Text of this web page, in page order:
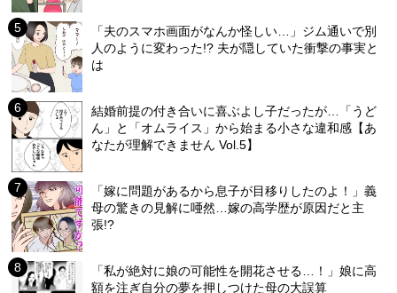
「夫のスマホ画面がなんか怪しい…」ジム通いで別
人のように変わった!? 夫が隠していた衝撃の事実と
は
結婚前提の付き合いに喜ぶよし子だったが…「うど
ん」と「オムライス」から始まる小さな違和感【あ
なたが理解できません Vol.5】
「嫁に問題があるから息子が目移りしたのよ！」義
母の驚きの見解に唖然…嫁の高学歴が原因だと主
張!?
「私が絶対に娘の可能性を開花させる…！」娘に高
額を注ぎ自分の夢を押しつけた母の大誤算